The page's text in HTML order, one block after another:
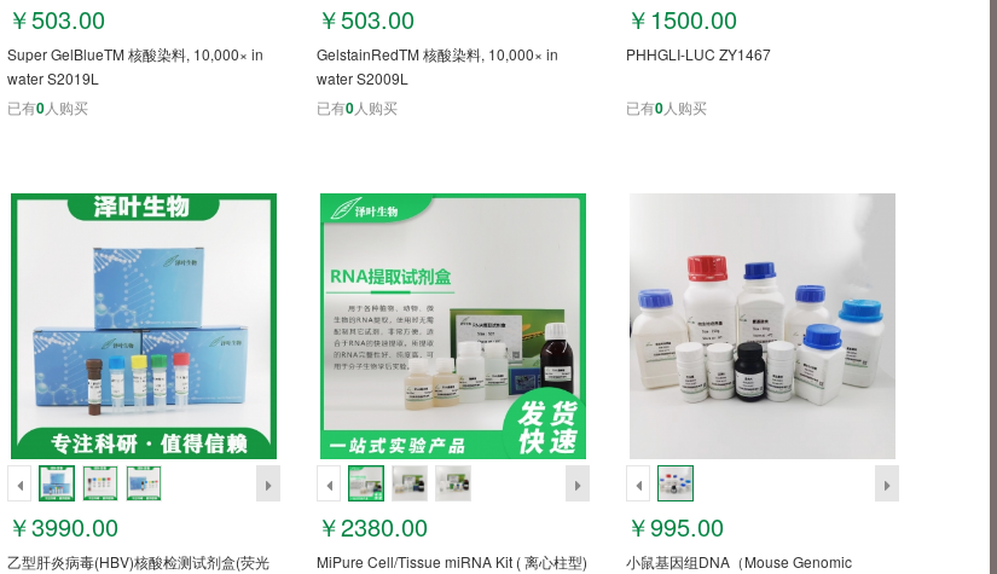
￥503.00
Super GelBlueTM 核酸染料, 10,000× in
water S2019L
已有0人购买
￥503.00
GelstainRedTM 核酸染料, 10,000× in
water S2009L
已有0人购买
￥1500.00
PHHGLI-LUC ZY1467
已有0人购买
￥3990.00
乙型肝炎病毒(HBV)核酸检测试剂盒(荧光
￥2380.00
MiPure Cell/Tissue miRNA Kit ( 离心柱型)
￥995.00
小鼠基因组DNA（Mouse Genomic